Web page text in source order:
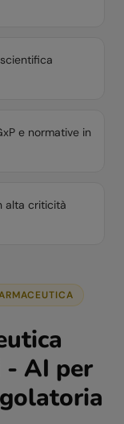
e normative in
alta criticità
- AI per